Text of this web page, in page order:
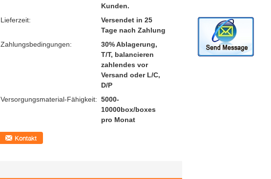
Kunden.
Lieferzeit:
Versendet in 25
Tage nach Zahlung
Zahlungsbedingungen:
30% Ablagerung,
T/T, balancieren
zahlendes vor
Versand oder L/C,
D/P
Versorgungsmaterial-Fähigkeit: 5000-
10000box/boxes
pro Monat
Kontakt